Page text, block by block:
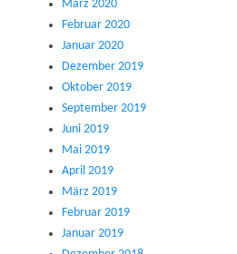
März 2020
Februar 2020
Januar 2020
Dezember 2019
Oktober 2019
September 2019
Juni 2019
Mai 2019
April 2019
März 2019
Februar 2019
Januar 2019